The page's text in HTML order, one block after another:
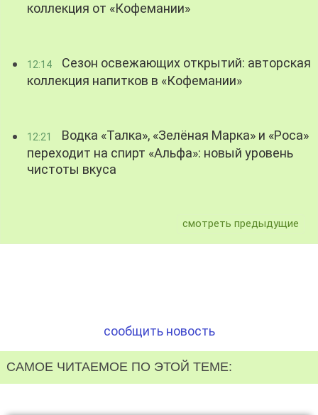
коллекция от «Кофемании»
12:14
Сезон освежающих открытий: авторская
коллекция напитков в «Кофемании»
12:21
Водка «Талка», «Зелёная Марка» и «Роса»
переходит на спирт «Альфа»: новый уровень
чистоты вкуса
смотреть предыдущие
сообщить новость
САМОЕ ЧИТАЕМОЕ ПО ЭТОЙ ТЕМЕ: